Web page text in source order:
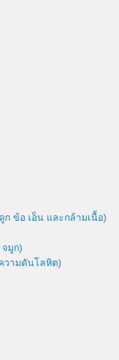
ข้อ เอ็น และกล้ามเนื้อ)
มูก)
วามดันโลหิต)